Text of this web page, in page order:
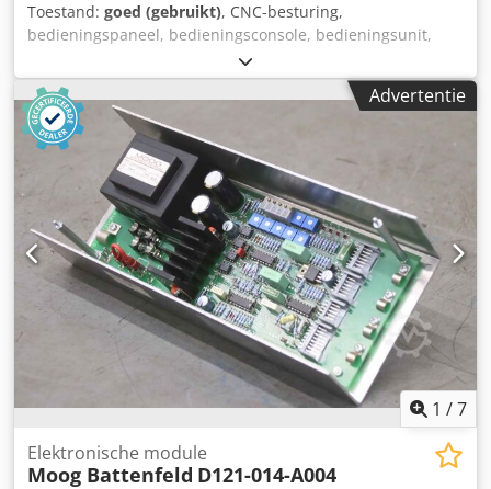
Toestand: goed (gebruikt), CNC-besturing,
bedieningspaneel, bedieningsconsole, bedieningsunit,
kaarteninvoer, besturingskaarten, MC3-besturing,
insteekkaarten, printplaten, ventielmodule,
ventielversterker, printplaat Dodpfx Aiog Td Dxs Nekr -
Fabrikant: Bosch, module afkomstig uit Battenfeld
spuitgietmachine -Ventielmodule: Bosch QV 60
Afmetingen: 220/45/H128 mm -Gewicht: 0,4 kg
Advertentie
1 /7
Elektronische module
Moog Battenfeld D121-014-A004